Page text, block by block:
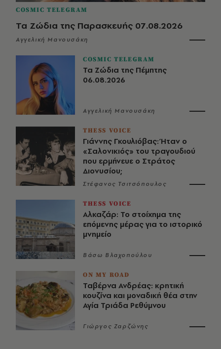
COSMIC TELEGRAM
Τα Ζώδια της Παρασκευής 07.08.2026
Αγγελική Μανουσάκη
COSMIC TELEGRAM
Τα Ζώδια της Πέμπτης
06.08.2026
Αγγελική Μανουσάκη
THESS VOICE
Γιάννης Γκουλιόβας: Ήταν ο
«Σαλονικιός» του τραγουδιού
που ερμήνευε ο Στράτος
Διονυσίου;
Στέφανος Τσιτσόπουλος
THESS VOICE
Αλκαζάρ: Το στοίχημα της
επόμενης μέρας για το ιστορικό
μνημείο
Βάσω Βλαχοπούλου
ON MY ROAD
Ταβέρνα Ανδρέας: κρητική
κουζίνα και μοναδική θέα στην
Αγία Τριάδα Ρεθύμνου
Γιώργος Ζαρζώνης